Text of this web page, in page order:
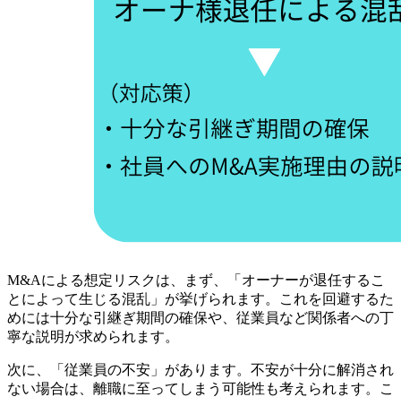
M&Aによる想定リスクは、まず、「オーナーが退任するこ
とによって生じる混乱」が挙げられます。これを回避するた
めには十分な引継ぎ期間の確保や、従業員など関係者への丁
寧な説明が求められます。
次に、「従業員の不安」があります。不安が十分に解消され
ない場合は、離職に至ってしまう可能性も考えられます。こ